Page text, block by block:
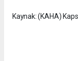
Kaynak: (KAHA)